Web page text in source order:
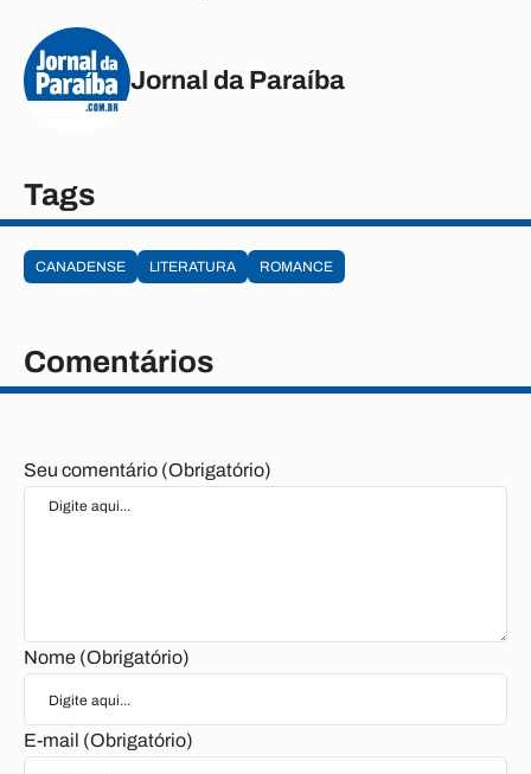
Jornal da Paraíba
Tags
CANADENSE LITERATURA ROMANCE
Comentários
Seu comentário (Obrigatório)
Nome (Obrigatório)
E-mail (Obrigatório)